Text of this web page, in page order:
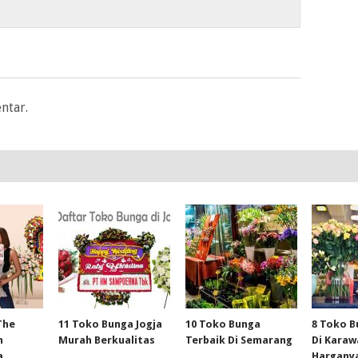
11 Toko Bunga Jogja
Murah Berkualitas
10 Toko Bunga
Terbaik Di Semarang
8 Toko
Di